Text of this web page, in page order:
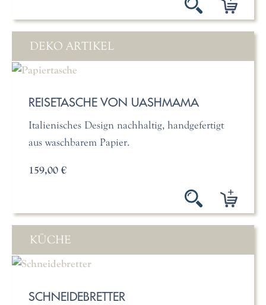
DEKO ARTIKEL
REISETASCHE VON UASHMAMA
Italienisches Design nachhaltig, handgefertigt
aus waschbarem Papier.
159,00 €
KÜCHE
SCHNEIDEBRETTER